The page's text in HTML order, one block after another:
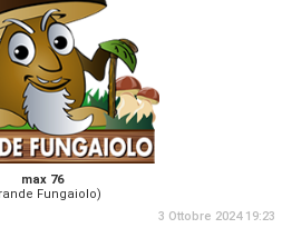
max 76
Fungaiolo)
3 Ottobre 2024 19:23